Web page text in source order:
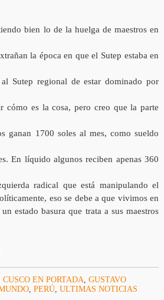
bien lo de la huelga de maestros en
la época en que el Sutep estaba en
Sutep regional de estar dominado por
cómo es la cosa, pero creo que la parte
ganan 1700 soles al mes, como sueldo
En líquido algunos reciben apenas 360
radical que está manipulando el
eso se debe a que vivimos en
estado basura que trata a sus maestros
CUSCO EN PORTADA, GUSTAVO
, PERÚ, ULTIMAS NOTICIAS